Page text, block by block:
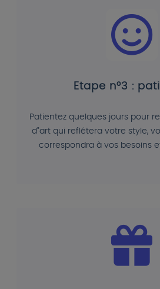
Etape n°3 :
Patientez quelques jours pour
d"art qui reflétera votre style,
correspondra à vos besoins